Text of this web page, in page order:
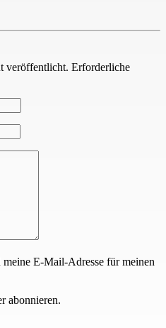
veröffentlicht. Erforderliche
meine E-Mail-Adresse für meinen
abonnieren.